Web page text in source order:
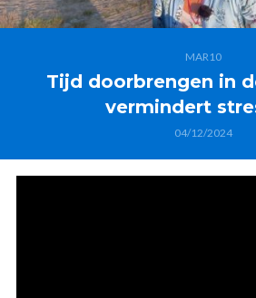
MAR10
Tijd doorbrengen in
vermindert
04/12/2024